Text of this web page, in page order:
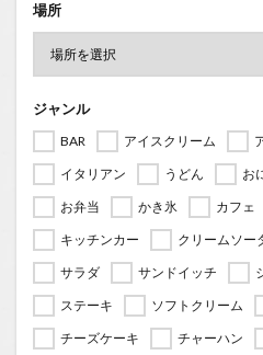
場所
ジャンル
BAR アイスクリーム
イタリアン
うどん お
お弁当
かき氷 カフェ
キッチンカー
クリームソー
サラダ
サンドイッチ
ステーキ
ソフトクリーム
チーズケーキ
チャーハン